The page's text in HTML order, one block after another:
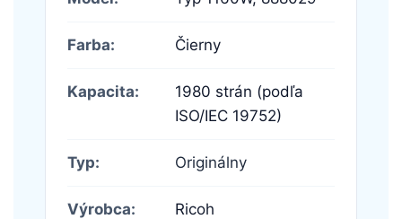
Farba: Čierny
Kapacita:
1980 strán (podľa
ISO/IEC 19752)
Typ: Originálny
Výrobca: Ricoh